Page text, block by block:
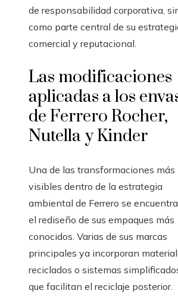
de responsabilidad corporativa,
como parte central de su
comercial y reputacional.
Las modificaciones
aplicadas a los
de Ferrero Rocher,
Nutella y Kinder
Una de las transformaciones más
visibles dentro de la estrategia
ambiental de Ferrero se
el rediseño de sus empaques más
conocidos. Varias de sus marcas
principales ya incorporan
reciclados o sistemas
que facilitan el reciclaje posterior.